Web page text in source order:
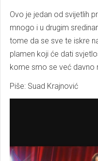
Ovo je jedan od svijetlih
mnogo i u drugim
tome da se sve te iskre
plamen koji će dati
kome smo se već davno
Piše: Suad Krajnović